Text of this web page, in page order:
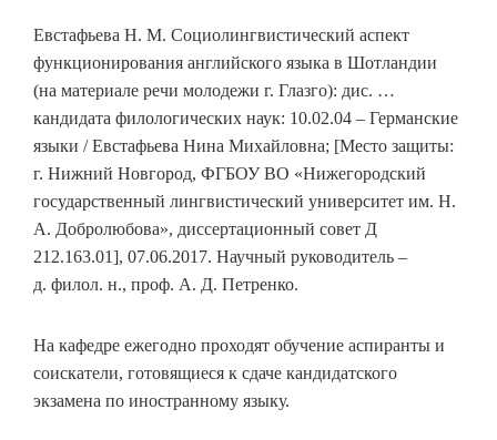
Евстафьева Н. М. Социолингвистический аспект
функционирования английского языка в Шотландии
(на материале речи молодежи г. Глазго): дис. …
кандидата филологических наук: 10.02.04 – Германские
языки / Евстафьева Нина Михайловна; [Место защиты:
г. Нижний Новгород, ФГБОУ ВО «Нижегородский
государственный лингвистический университет им. Н.
А. Добролюбова», диссертационный совет Д
212.163.01], 07.06.2017. Научный руководитель –
д. филол. н., проф. А. Д. Петренко.
На кафедре ежегодно проходят обучение аспиранты и
соискатели, готовящиеся к сдаче кандидатского
экзамена по иностранному языку.